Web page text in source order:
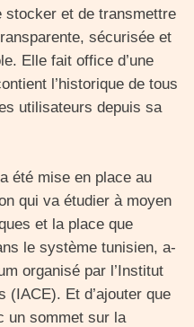
stocker et de transmettre
sécurisée et
Elle fait office d’une
l’historique de tous
utilisateurs depuis sa
été mise en place au
qui va étudier à moyen
et la place que
le système tunisien, a-
organisé par l’Institut
(IACE). Et d’ajouter que
un sommet sur la